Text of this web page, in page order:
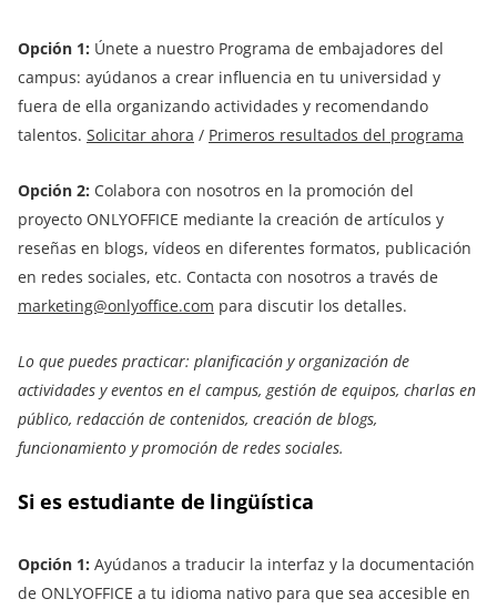
Opción 1: Únete a nuestro Programa de embajadores del
campus: ayúdanos a crear influencia en tu universidad y
fuera de ella organizando actividades y recomendando
talentos. Solicitar ahora / Primeros resultados del programa
Opción 2: Colabora con nosotros en la promoción del
proyecto ONLYOFFICE mediante la creación de artículos y
reseñas en blogs, vídeos en diferentes formatos, publicación
en redes sociales, etc. Contacta con nosotros a través de
marketing@onlyoffice.com para discutir los detalles.
Lo que puedes practicar: planificación y organización de
actividades y eventos en el campus, gestión de equipos, charlas en
público, redacción de contenidos, creación de blogs,
funcionamiento y promoción de redes sociales.
Si es estudiante de lingüística
Opción 1: Ayúdanos a traducir la interfaz y la documentación
de ONLYOFFICE a tu idioma nativo para que sea accesible en